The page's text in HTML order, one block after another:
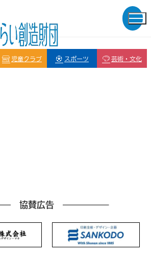
児童クラブ スポーツ 芸術・文化
協賛広告